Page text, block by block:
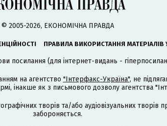
© 2005-2026, ЕКОНОМІЧНА ПРАВДА
ПРАВИЛА ВИКОРИСТАННЯ МАТЕРІАЛІВ
посилання (для інтернет-видань -
на агентство "Інтерфакс-Україна", не
інакше як з письмового дозволу агентства
творів та/або аудіовізуальних
забороняється.